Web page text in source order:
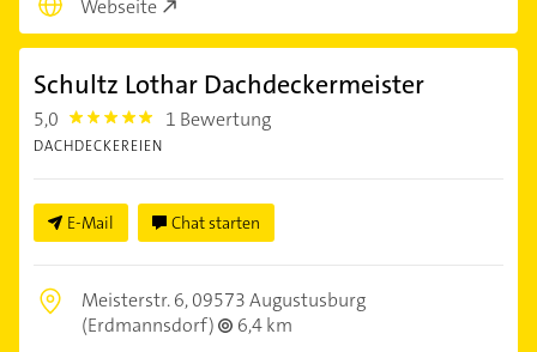
Webseite
Schultz Lothar Dachdeckermeister
5,0 5.0 1 Bewertung
DACHDECKEREIEN
E-Mail Chat starten
Meisterstr. 6,09573 Augustusburg
(Erdmannsdorf)
6,4 km